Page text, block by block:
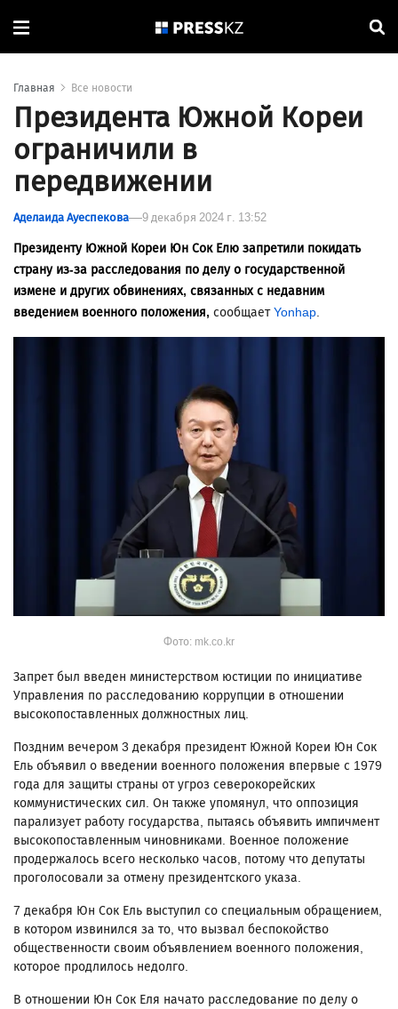
Главная Все новости
Президента Южной Кореи
ограничили в
передвижении
Аделаида Ауеспекова 9 декабря 2024 г. 13:52
Президенту Южной Кореи Юн Сок Елю запретили покидать
страну из-за расследования по делу о государственной
измене и других обвинениях, связанных с недавним
введением военного положения, сообщаетYonhap.
Фото: mk.co.kr
Запрет был введен министерством юстиции по инициативе
Управления по расследованию коррупции в отношении
высокопоставленных должностных лиц.
Поздним вечером 3 декабря президент Южной Кореи Юн Сок
Ель объявил о введении военного положения впервые с 1979
года для защиты страны от угроз северокорейских
коммунистических сил. Он также упомянул, что оппозиция
парализует работу государства, пытаясь объявить импичмент
высокопоставленным чиновниками. Военное положение
продержалось всего несколько часов, потому что депутаты
проголосовали за отмену президентского указа.
7 декабря Юн Сок Ель выступил со специальным обращением,
в котором извинился за то, что вызвал беспокойство
общественности своим объявлением военного положения,
которое продлилось недолго.
В отношении Юн Сок Еля начато расследование по делу о